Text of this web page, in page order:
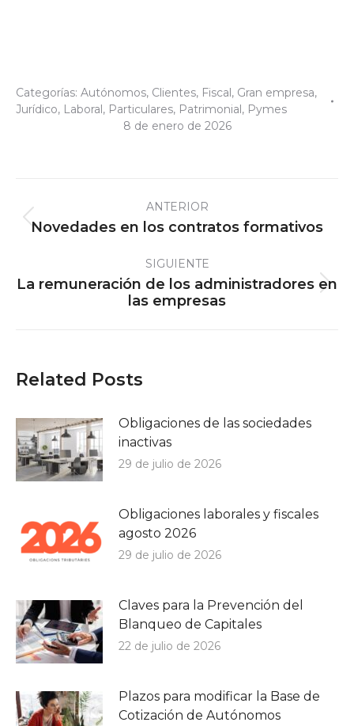
Categorías: Autónomos, Clientes, Fiscal, Gran empresa,
Jurídico, Laboral, Particulares, Patrimonial, Pymes
8 de enero de 2026
entre
ANTERIOR
Publicación
Novedades en los contratos formativos
SIGUIENTE
Publicación
siguiente:
La remuneración de los administradores en
las empresas
Related Posts
Obligaciones de las sociedades
inactivas
29 de julio de 2026
Obligaciones laborales y fiscales
agosto 2026
29 de julio de 2026
Claves para la Prevención del
Blanqueo de Capitales
22 de julio de 2026
Plazos para modificar la Base de
Cotización de Autónomos